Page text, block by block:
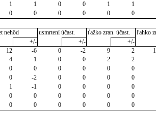
1 1 0 0 1 1
0 0 0 0 0 0
nehôd usmrtení účast. ťažko zran. účast. ľahko
+/-
+/- +/-
12 -6 0 -2 9 2
4 1 0 0 2 2
0 0 0 0 0 0
0 -2 0 0 0 0
1 -1 0 0 0 0
0 0 0 0 0 0
0 0 0 0 0 0